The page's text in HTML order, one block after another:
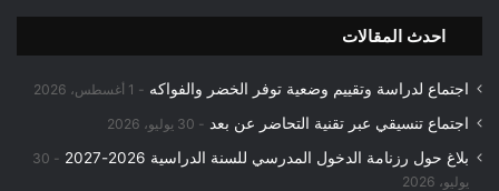
احدث المقالات
اجتماع لدراسة وتقييم وضعية توفر الخضر والفواكه 1 أغسطس، 2026
اجتماع تنسيقي عبر تقنية التحاضر عن بعد 30 يوليو، 2026
بلاغ حول رزنامة الدخول المدرسي للسنة الدراسية 2026-2027
30
يوليو، 2026